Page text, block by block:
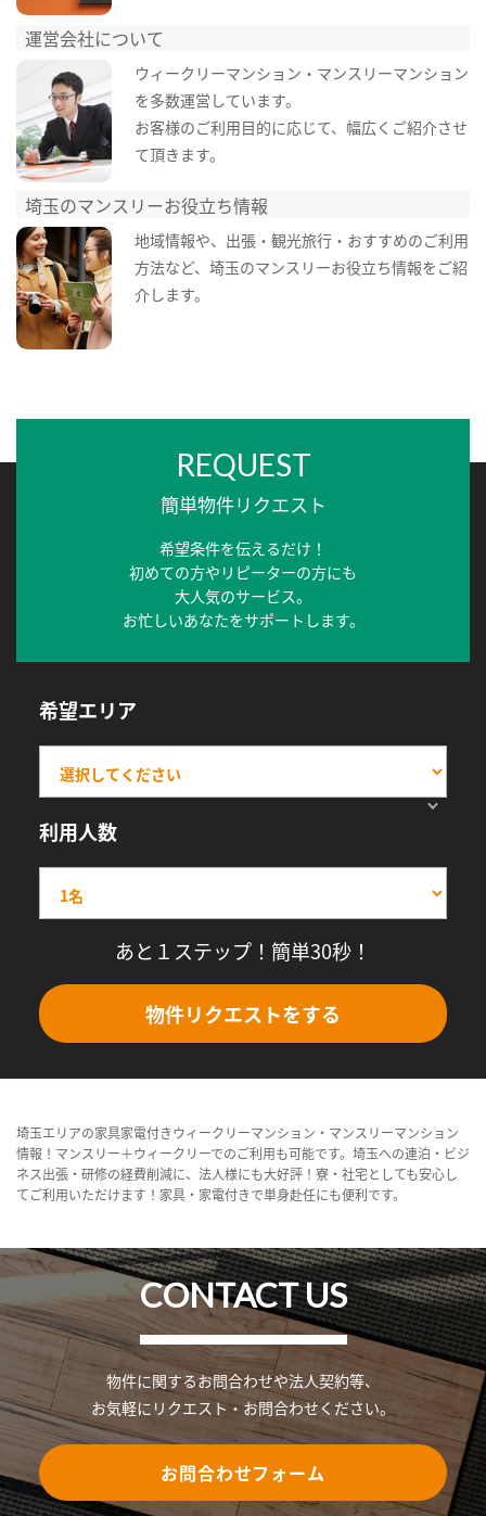
運営会社について
ウィークリーマンション・マンスリーマンション
を多数運営しています。
お客様のご利用目的に応じて、幅広くご紹介させ
て頂きます。
埼玉のマンスリーお役立ち情報
地域情報や、出張・観光旅行・おすすめのご利用
方法など、埼玉のマンスリーお役立ち情報をご紹
介します。
REQUEST
簡単物件リクエスト
希望条件を伝えるだけ！
初めての方やリピーターの方にも
大人気のサービス。
お忙しいあなたをサポートします。
希望エリア
利用人数
あと１ステップ！簡単30秒！
物件リクエストをする
埼玉エリアの家具家電付きウィークリーマンション・マンスリーマンション
情報！マンスリー＋ウィークリーでのご利用も可能です。埼玉への連泊・ビジ
ネス出張・研修の経費削減に、法人様にも大好評！寮・社宅としても安心し
てご利用いただけます！家具・家電付きで単身赴任にも便利です。
CONTACT US
物件に関するお問合わせや法人契約等、
お気軽にリクエスト・お問合わせください。
お問合わせフォーム